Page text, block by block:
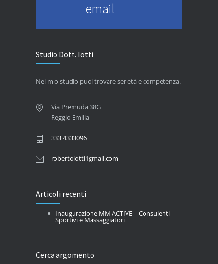
email
Studio Dott. Iotti
Nel mio studio puoi trovare serietà e competenza.
Via Premuda 38G
Reggio Emilia
333 4333096
robertoiotti1gmail.com
Articoli recenti
Inaugurazione MM ACTIVE – Consulenti
Sportivi e Massaggiatori
Cerca argomento